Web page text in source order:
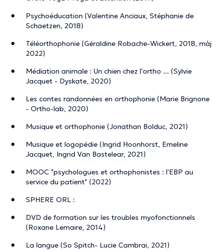
Psychoéducation (Valentine Anciaux, Stéphanie de
Schaetzen, 2018)
Téléorthophonie (Géraldine Robache-Wickert, 2018, màj
2022)
Médiation animale : Un chien chez l'ortho ... (Sylvie
Jacquet - Dyskate, 2020)
Les contes randonnées en orthophonie (Marie Brignone
- Ortho-lab, 2020)
Musique et orthophonie (Jonathan Bolduc, 2021)
Musique et logopédie (Ingrid Hoonhorst, Emeline
Jacquet, Ingrid Van Bastelear, 2021)
MOOC "psychologues et orthophonistes : l'EBP au
service du patient" (2022)
SPHERE ORL :
DVD de formation sur les troubles myofonctionnels
(Roxane Lemaire, 2014)
La langue (So Spitch- Lucie Cambrai, 2021)